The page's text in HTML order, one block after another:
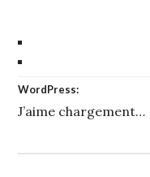
WordPress:
J’aime chargement…